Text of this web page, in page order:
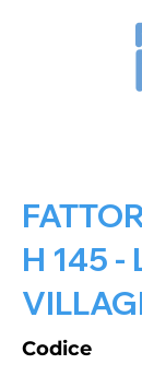
H 145 -
Codice